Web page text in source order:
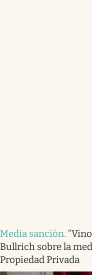
Media sanción.
Bullrich sobre la
Propiedad Privada